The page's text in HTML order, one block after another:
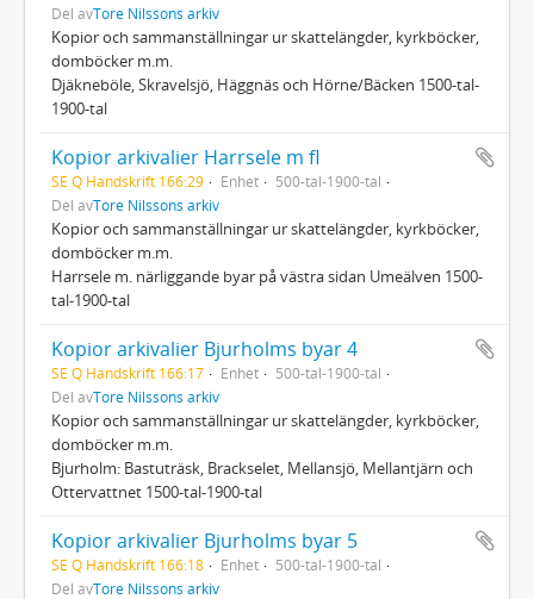
Del avTore Nilssons arkiv
Kopior och sammanställningar ur skattelängder, kyrkböcker,
domböcker m.m.
Djäkneböle, Skravelsjö, Häggnäs och Hörne/Bäcken 1500-tal-
1900-tal
Kopior arkivalier Harrsele m fl
SE Q Handskrift 166:29 Enhet
500-tal-1900-tal
Del avTore Nilssons arkiv
Kopior och sammanställningar ur skattelängder, kyrkböcker,
domböcker m.m.
Harrsele m. närliggande byar på västra sidan Umeälven 1500-
tal-1900-tal
Kopior arkivalier Bjurholms byar 4
SE Q Handskrift 166:17 Enhet
500-tal-1900-tal
Del avTore Nilssons arkiv
Kopior och sammanställningar ur skattelängder, kyrkböcker,
domböcker m.m.
Bjurholm: Bastuträsk, Brackselet, Mellansjö, Mellantjärn och
Ottervattnet 1500-tal-1900-tal
Kopior arkivalier Bjurholms byar 5
SE Q Handskrift 166:18 Enhet
500-tal-1900-tal
Del avTore Nilssons arkiv